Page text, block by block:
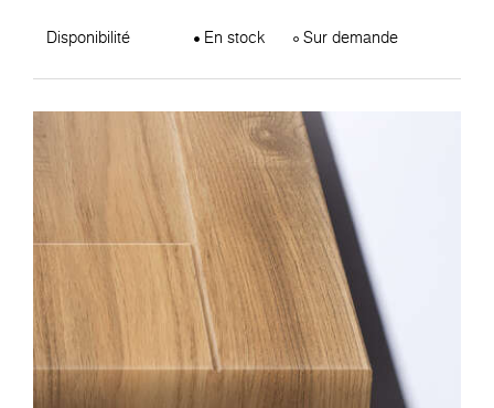
Disponibilité En stock Sur demande